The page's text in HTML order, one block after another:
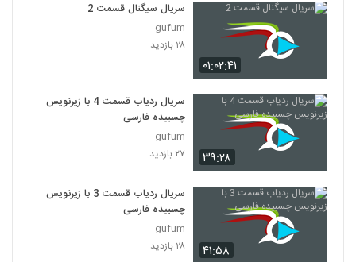
۰۱:۰۲:۴۱
سریال سیگنال قسمت 2
gufum
۲۸ بازدید
۳۹:۲۸
سریال ردیاب قسمت 4 با زیرنویس
چسبیده فارسی
gufum
۲۷ بازدید
۴۱:۵۸
سریال ردیاب قسمت 3 با زیرنویس
چسبیده فارسی
gufum
۲۸ بازدید